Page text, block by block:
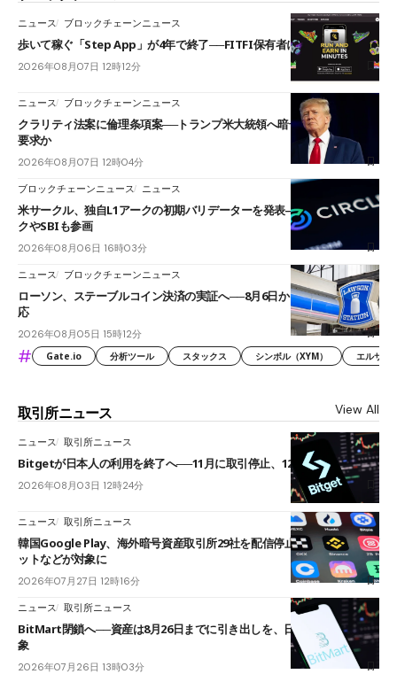
ニュース ブロックチェーンニュース
歩いて稼ぐ「Step App」が4年で終了──FITFI保有者に対応呼びかけ
2026年08月07日 12時12分
ニュース ブロックチェーンニュース
クラリティ法案に倫理条項案──トランプ米大統領へ暗号資産事業の売却
要求か
2026年08月07日 12時04分
ブロックチェーンニュース ニュース
米サークル、独自L1アークの初期バリデーターを発表――ブラックロッ
クやSBIも参画
2026年08月06日 16時03分
ニュース ブロックチェーンニュース
ローソン、ステーブルコイン決済の実証へ──8月6日からJPYCやUSDC対
応
2026年08月05日 15時12分
# Gate.io 分析ツール スタックス シンボル（XYM） エルサル
取引所ニュース View All
ニュース 取引所ニュース
Bitgetが日本人の利用を終了へ──11月に取引停止、12月末に強制決済
2026年08月03日 12時24分
ニュース 取引所ニュース
韓国Google Play、海外暗号資産取引所29社を配信停止──OKXやバイビ
ットなどが対象に
2026年07月27日 12時16分
ニュース 取引所ニュース
BitMart閉鎖へ──資産は8月26日までに引き出しを、日本人利用者も対
象
2026年07月26日 13時03分